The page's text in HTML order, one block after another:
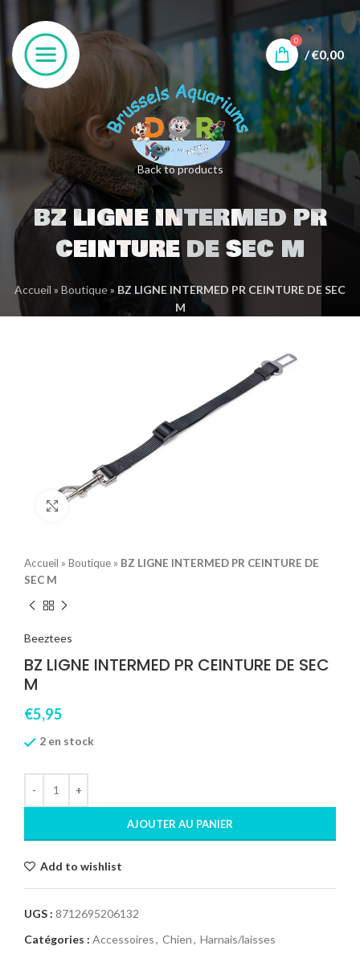
0
/€0,00
Back to products
BZ LIGNE INTERMED PR
CEINTURE DE SEC M
Accueil » Boutique» BZ LIGNE INTERMED PR CEINTURE DE SEC
M
Click to enlarge
Accueil » Boutique » BZ LIGNE INTERMED PR CEINTURE DE
SEC M
Beeztees
BZ LIGNE INTERMED PR CEINTURE DE SEC
M
€5,95
2 en stock
AJOUTER AU PANIER
Add to wishlist
UGS : 8712695206132
Catégories : Accessoires, Chien, Harnais/laisses